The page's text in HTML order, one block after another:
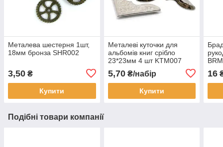
Металева шестерня 1шт,
18мм бронза SHR002
3,50 ₴
Купити
Металеві куточки для
альбомів книг срібло
23*23мм 4 шт KTM007
5,70₴/набір
Купити
16
Подібні товари компанії